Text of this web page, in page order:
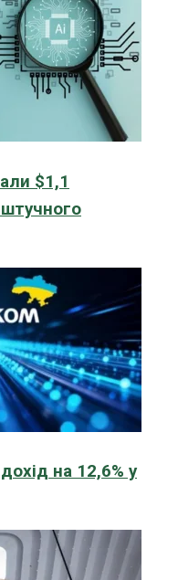
$1,1
на 12,6% у